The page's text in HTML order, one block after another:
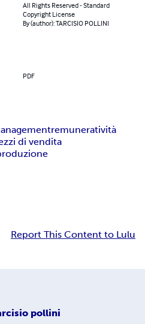
All Rights Reserved - Standard
Copyright License
By (author): TARCISIO POLLINI
PDF
remuneratività
di vendita
Report This Content to Lulu
pollini